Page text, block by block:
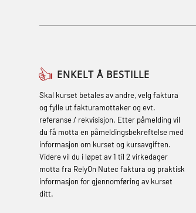
Basic Safety Training –
Course (English) (OBS1063)
Basic Safety Training –
Course (English) for
response personnel with
learning (OBSBLE050)
Helikopterevakuering inkl
ENKELT Å BESTILLE
Skal kurset betales av andre, velg faktura
og fylle ut fakturamottaker og evt.
referanse / rekvisisjon. Etter påmelding vil
du få motta en påmeldingsbekreftelse med
informasjon om kurset og kursavgiften.
Videre vil du i løpet av 1 til 2 virkedager
motta fra RelyOn Nutec faktura og praktisk
informasjon for gjennomføring av kurset
ditt.